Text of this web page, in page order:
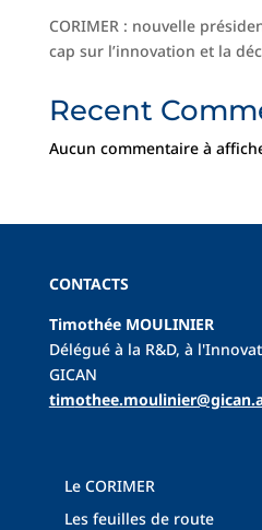
CORIMER : nouvelle
cap sur l’innovation et la
Recent
Aucun commentaire à
CONTACTS
Timothée MOULINIER
Délégué à la R&D, à
GICAN
tim
Le CORIMER
Les feuilles de route